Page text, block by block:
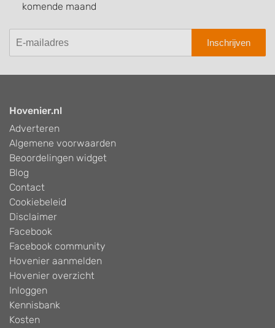
komende maand
Inschrijven
Hovenier.nl
Adverteren
Algemene voorwaarden
Beoordelingen widget
Blog
Contact
Cookiebeleid
Disclaimer
Facebook
Facebook community
Hovenier aanmelden
Hovenier overzicht
Inloggen
Kennisbank
Kosten